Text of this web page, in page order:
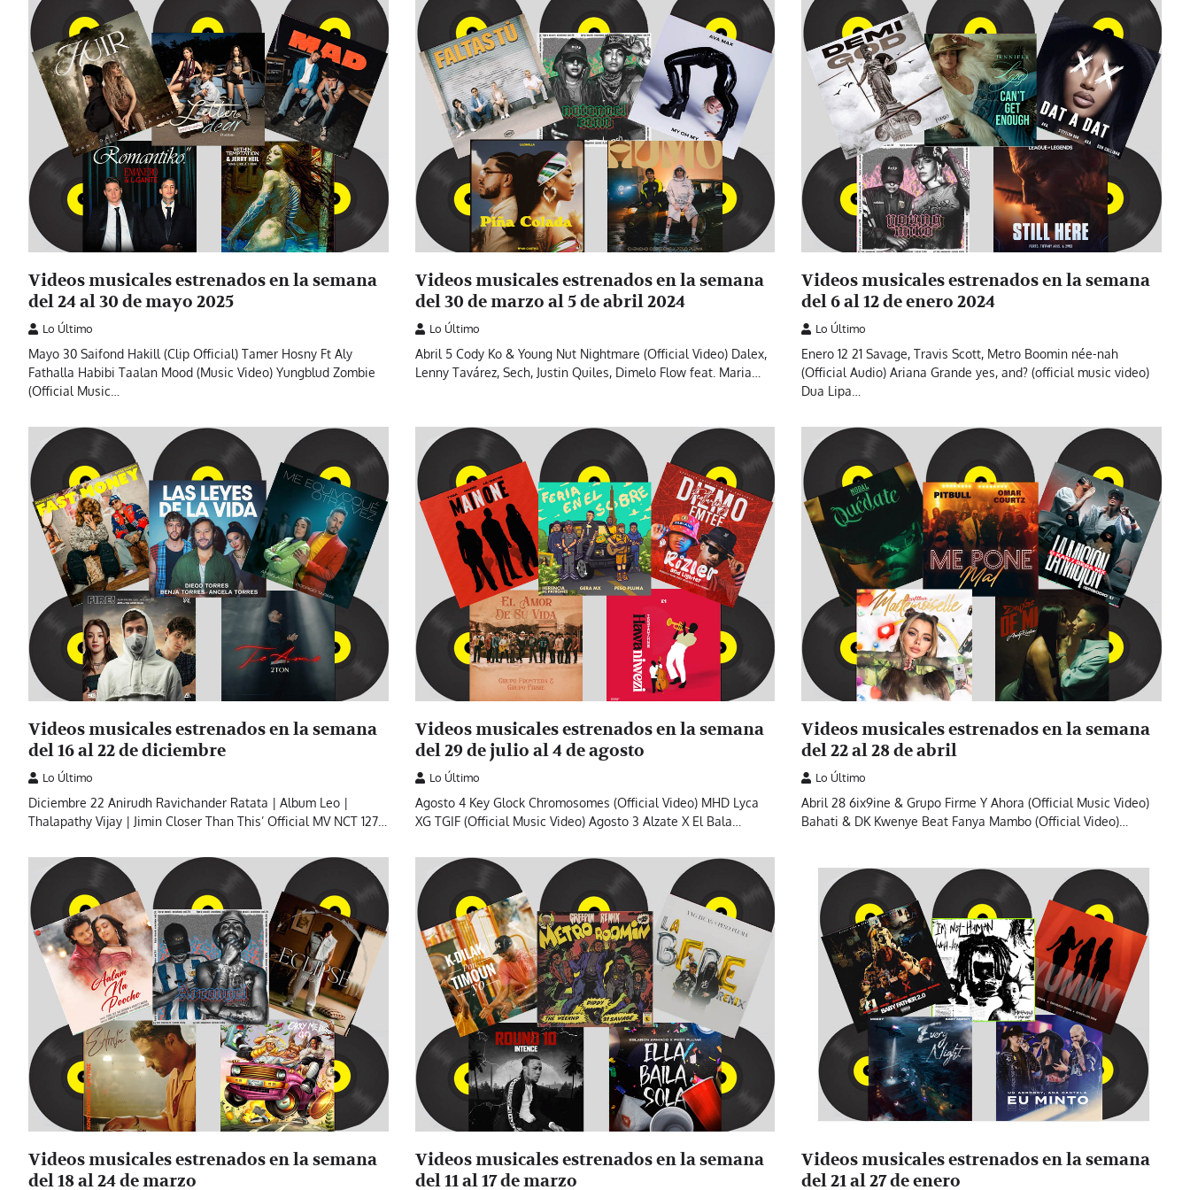
Videos musicales estrenados en la semana
del 24 al 30 de mayo 2025
Lo Último
Mayo 30 Saifond Hakill (Clip Official) Tamer Hosny Ft Aly
Fathalla Habibi Taalan Mood (Music Video) Yungblud Zombie
(Official Music…
Videos musicales estrenados en la semana
del 30 de marzo al 5 de abril 2024
Lo Último
Abril 5 Cody Ko & Young Nut Nightmare (Official Video) Dalex,
Lenny Tavárez, Sech, Justin Quiles, Dimelo Flow feat. Maria…
Videos musicales estrenados en la semana
del 6 al 12 de enero 2024
Lo Último
Enero 12 21 Savage, Travis Scott, Metro Boomin née-nah
(Official Audio) Ariana Grande yes, and? (official music video)
Dua Lipa…
Videos musicales estrenados en la semana
del 16 al 22 de diciembre
Lo Último
Diciembre 22 Anirudh Ravichander Ratata | Album Leo |
Thalapathy Vijay | Jimin Closer Than This’ Official MV NCT 127…
Videos musicales estrenados en la semana
del 29 de julio al 4 de agosto
Lo Último
Agosto 4 Key Glock Chromosomes (Official Video) MHD Lyca
XG TGIF (Official Music Video) Agosto 3 Alzate X El Bala…
Videos musicales estrenados en la semana
del 22 al 28 de abril
Lo Último
Abril 28 6ix9ine & Grupo Firme Y Ahora (Official Music Video)
Bahati & DK Kwenye Beat Fanya Mambo (Official Video)…
Videos musicales estrenados en la semana
del 18 al 24 de marzo
Videos musicales estrenados en la semana
del 11 al 17 de marzo
Videos musicales estrenados en la semana
del 21 al 27 de enero